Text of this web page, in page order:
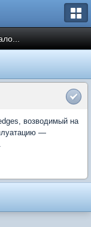
возводимый на
—